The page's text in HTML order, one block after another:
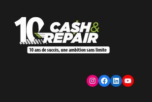
Instagram
Facebook
LinkedIn
YouTube